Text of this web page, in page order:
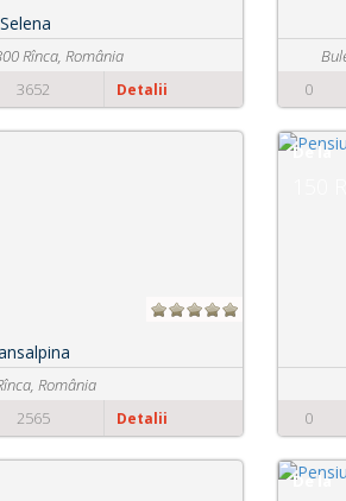
Pensiunea Dayana
Teodoroiu 114, 210106 Tîrgu Jiu, România
2779
Pensiunea Ingrid
str. Cornesul Mare, nr. 74-76
3320